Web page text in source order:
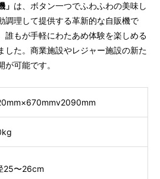
」 は、ボタン一つでふわふわの美味し
調理して提供する革新的な自販機で
誰もが手軽にわたあめ体験を楽しめる
した。商業施設やレジャー施設の新た
可能です。
25〜26cm